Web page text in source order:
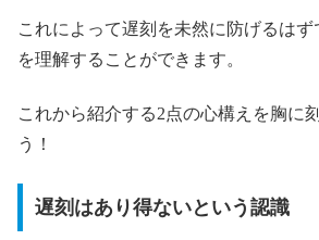
これによって遅刻を未然に防げるは
を理解することができます。
これから紹介する2点の心構えを胸に
う！
遅刻はあり得ないという認識